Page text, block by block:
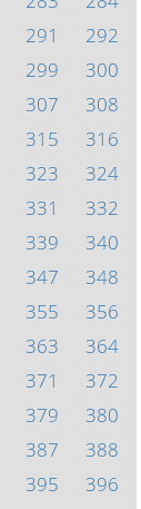
291
292
299
300
307
308
315
316
323
324
331
332
339
340
347
348
355
356
363
364
371
372
379
380
387
388
395
396